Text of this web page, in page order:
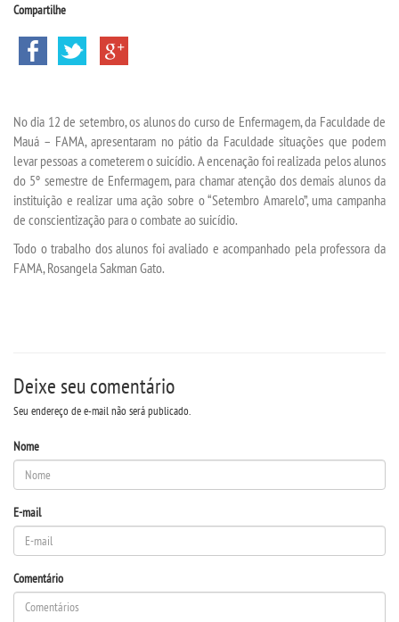
TRANSFERÊNCIA
SEGUNDA GRADUAÇÃO
MATRÍCULA
EDITAL
DESTAQUES
UNIESP NEWS
TCC
Compartilhe
No dia 12 de setembro, os alunos do curso de Enfermagem, da Faculdade de
Mauá – FAMA, apresentaram no pátio da Faculdade situações que podem
levar pessoas a cometerem o suicídio. A encenação foi realizada pelos alunos
do 5º semestre de Enfermagem, para chamar atenção dos demais alunos da
instituição e realizar uma ação sobre o “Setembro Amarelo”, uma campanha
de conscientização para o combate ao suicídio.
Todo o trabalho dos alunos foi avaliado e acompanhado pela professora da
FAMA, Rosangela Sakman Gato.
Deixe seu comentário
Seu endereço de e-mail não será publicado.
Nome
E-mail
Comentário